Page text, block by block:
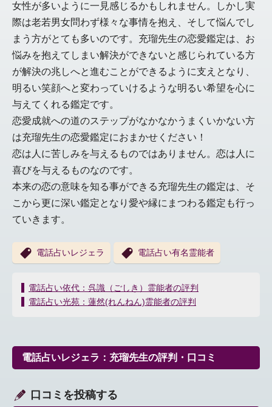
女性が多いように一見感じるかもしれません。しかし実
際は老若男女問わず様々な事情を抱え、そして悩んでし
まう方がとても多いのです。充瑠先生の恋愛鑑定は、お
悩みを抱えてしまい解決ができないと感じられている方
が解決の兆しへと進むことができるように支えとなり、
明るい笑顔へと変わっていけるような明るい希望を心に
与えてくれる鑑定です。
恋愛成就への道のステップがなかなかうまくいかない方
は充瑠先生の恋愛鑑定におまかせください！
恋は人に苦しみを与えるものではありません。恋は人に
喜びを与えるものなのです。
本来の恋の意味を知る事ができる充瑠先生の鑑定は、そ
こから更に深い鑑定となり愛や縁にまつわる鑑定も行っ
ていきます。
電話占いレジェラ 電話占い有名霊能者
投
稿
ー
シ
ン
電話占い依代：呉識（ごしき）霊能者の評判
電話占い光苑：蓮然(れんねん)霊能者の評判
電話占いレジェラ：充瑠先生の評判・口コミ
口コミを投稿する